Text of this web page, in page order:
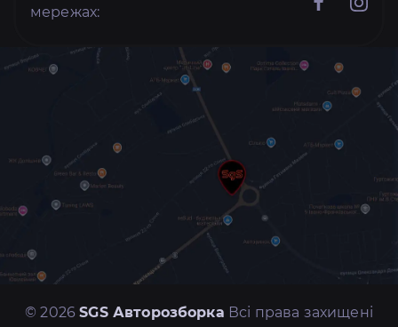
мережах:
© 2026SGS Авторозборка Всі права захищені